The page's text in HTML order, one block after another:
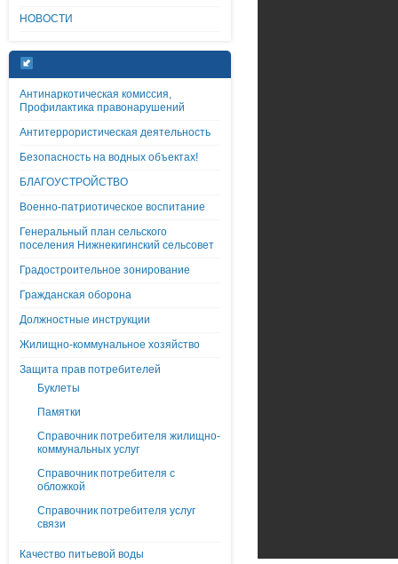
НОВОСТИ
Антинаркотическая комиссия,
Профилактика правонарушений
Антитеррористическая деятельность
Безопасность на водных объектах!
БЛАГОУСТРОЙСТВО
Военно-патриотическое воспитание
Генеральный план сельского
поселения Нижнекигинский сельсовет
Градостроительное зонирование
Гражданская оборона
Должностные инструкции
Жилищно-коммунальное хозяйство
Защита прав потребителей
Буклеты
Памятки
Справочник потребителя жилищно-
коммунальных услуг
Справочник потребителя с
обложкой
Справочник потребителя услуг
связи
Качество питьевой воды